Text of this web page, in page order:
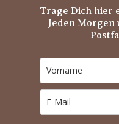
Trage Dich hier
Jeden Morgen